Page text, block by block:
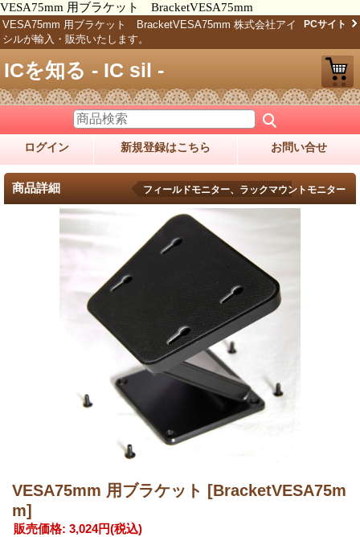
VESA75mm 用ブラケット BracketVESA75mm
VESA75mm 用ブラケット BracketVESA75mm 株式会社アイ
シルが輸入・販売いたします。
PCサイト
ICを知る - IC sil -
ログイン 新規登録はこちら お問い合せ
商品詳細 フィールドモニター、ラックマウントモニター
VESA75mm 用ブラケット [BracketVESA75m
m]
販売価格: 3,024円(税込)